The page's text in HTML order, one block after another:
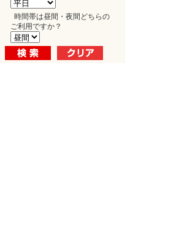
時間帯は昼間・夜間どちらの
ご利用ですか？